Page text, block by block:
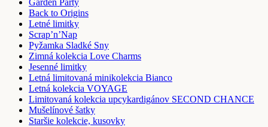
Garden Party
Back to Origins
Letné limitky
Scrap’n’Nap
Pyžamka Sladké Sny
Zimná kolekcia Love Charms
Jesenné limitky
Letná limitovaná minikolekcia Bianco
Letná kolekcia VOYAGE
Limitovaná kolekcia upcykardigánov SECOND CHANCE
Mušelínové šatky
Staršie kolekcie, kusovky